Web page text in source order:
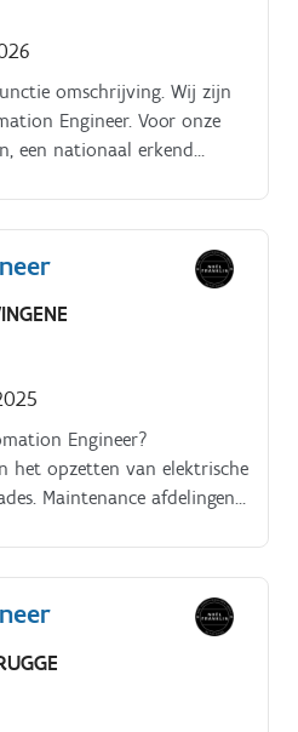
omschrijving. Wij zijn
Engineer. Voor onze
een nationaal erkend
Engineer?
het opzetten van elektrische
Maintenance afdelingen